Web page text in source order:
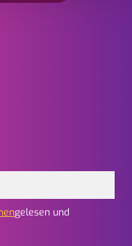
gelesen und